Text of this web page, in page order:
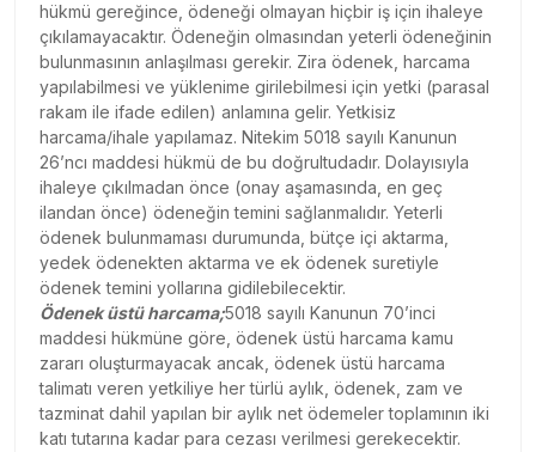
hükmü gereğince, ödeneği olmayan hiçbir iş için ihaleye
çıkılamayacaktır. Ödeneğin olmasından yeterli ödeneğinin
bulunmasının anlaşılması gerekir. Zira ödenek, harcama
yapılabilmesi ve yüklenime girilebilmesi için yetki (parasal
rakam ile ifade edilen) anlamına gelir. Yetkisiz
harcama/ihale yapılamaz. Nitekim 5018 sayılı Kanunun
26’ncı maddesi hükmü de bu doğrultudadır. Dolayısıyla
ihaleye çıkılmadan önce (onay aşamasında, en geç
ilandan önce) ödeneğin temini sağlanmalıdır. Yeterli
ödenek bulunmaması durumunda, bütçe içi aktarma,
yedek ödenekten aktarma ve ek ödenek suretiyle
ödenek temini yollarına gidilebilecektir.
Ödenek üstü harcama;5018 sayılı Kanunun 70’inci
maddesi hükmüne göre, ödenek üstü harcama kamu
zararı oluşturmayacak ancak, ödenek üstü harcama
talimatı veren yetkiliye her türlü aylık, ödenek, zam ve
tazminat dahil yapılan bir aylık net ödemeler toplamının iki
katı tutarına kadar para cezası verilmesi gerekecektir.